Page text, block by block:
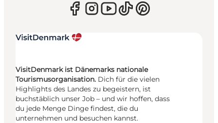
VisitDenmark ist Dänemarks nationale
Tourismusorganisation. Dich für die vielen
Highlights des Landes zu begeistern, ist
buchstäblich unser Job – und wir hoffen, dass
du jede Menge Dinge findest, die du
unternehmen und besuchen kannst.